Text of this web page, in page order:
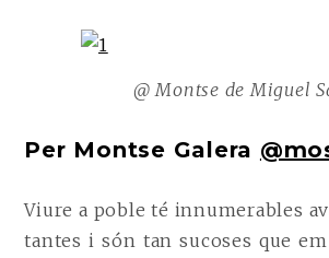
@ Montse de Miguel
Per Montse Galera
Viure a poble té innumerables
tantes i són tan sucoses que